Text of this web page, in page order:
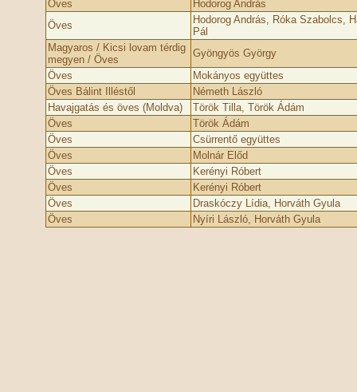
Öves
Hodorog András
Öves
Hodorog András, Róka Szabolcs,
Pál
Magyaros / Kicsi lovam térdig
megyen / Öves
Gyöngyös György
Öves
Mokányos együttes
Öves Bálint Illéstől
Németh László
Havajgatás és öves (Moldva)
Török Tilla, Török Ádám
Öves
Török Ádám
Öves
Csürrentő együttes
Öves
Molnár Előd
Öves
Kerényi Róbert
Öves
Kerényi Róbert
Öves
Draskóczy Lídia, Horváth Gyula
Öves
Nyíri László, Horváth Gyula